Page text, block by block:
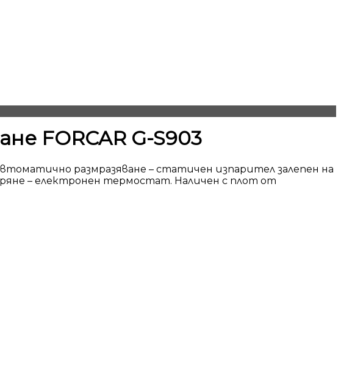
FORCAR G-S903
размразяване – статичен изпарител залепен на
– електронен термостат. Наличен с плот от